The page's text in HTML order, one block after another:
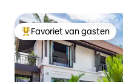
Topfavoriet van gasten
Favoriet van gasten